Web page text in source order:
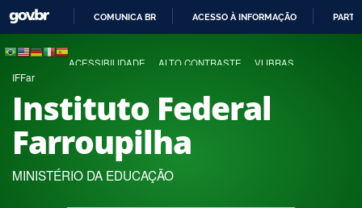
COMUNICA BR ACESSO À INFORMAÇÃO
ACESSIBILIDADE ALTO CONTRASTE VLIBRAS
IFFar
Instituto Federal
Farroupilha
MINISTÉRIO DA EDUCAÇÃO